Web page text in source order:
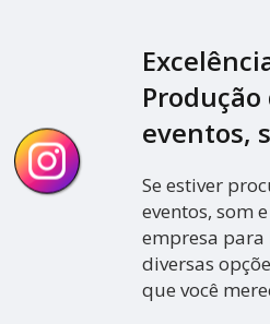
eventos,
Se estiver
eventos, som
empresa para
diversas
que você